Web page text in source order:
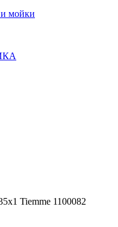
мойки
Tiemme 1100082